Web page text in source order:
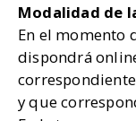
Modalidad de
En el momento
dispondrá
y que